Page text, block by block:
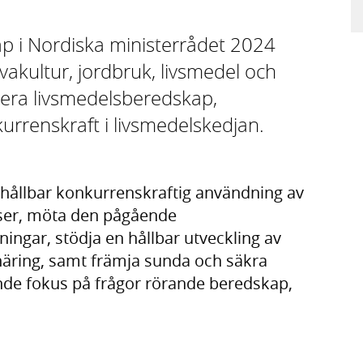
i Nordiska ministerrådet 2024
jordbruk, livsmedel och
livsmedelsberedskap,
i livsmedelskedjan.
konkurrenskraftig användning av
möta den pågående
stödja en hållbar utveckling av
samt främja sunda och säkra
fokus på frågor rörande beredskap,